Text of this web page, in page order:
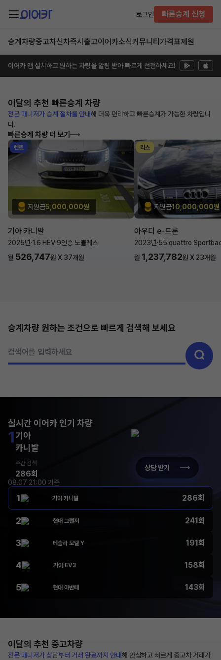
로그인 빠른승계 신청
승계차량중고차신차즉시출고이어카소식커뮤니티 가격표제원
이어카 앱 설치하고 원하는 차량을 알림 받아 빠르게 선점하세요!
이달의 추천 빠른승계 차량
전문 매니저가 승계 절차를 안내해 더욱 편리하고 빠른승계가 가능한 차량입니
다.
빠른승계 차량 더 보기
렌트
지원금5,000,000원
기아 카니발
2025년·1.6 HEV 9인승 노블레스
월 526,747원 X 37개월
리스
지원금10,000,000원
아우디 e-트론
2023년·55 quattro
월 1,237,782원 X 23개월
승계차량 원하는 조건으로 빠르게 검색해 보세요
검색어를 입력하세요
실시간 이어카 인기 차량
1기아
카니발
주간 검색
286회
상담 받기
08.07 21:00 기준
1 기아 카니발 286회
2 현대 그랜저 241회
3 테슬라 모델 Y 191회
4 기아 EV3 158회
5 현대 아반떼 143회
이달의 추천 중고차량
전문 매니저가 상담부터 거래 완료까지 안내해 안심하고 빠르게 중고차 거래가